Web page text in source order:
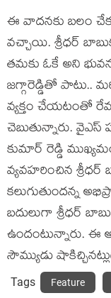
ఈ వాదనకు బలం
వచ్చాయి. శ్రీధర్
తమకు ఓకే అని
జగ్గారెడ్డితో పాటు..
వ్యక్తం చేయటంతో
చెబుతున్నారు.
కుమార్ రెడ్డి
వ్యవహరించిన
కలుగుతుందన్న
బదులుగా శ్రీధర్
ఉందంటున్నారు. ఈ
సౌమ్యుడు
Tags Feature